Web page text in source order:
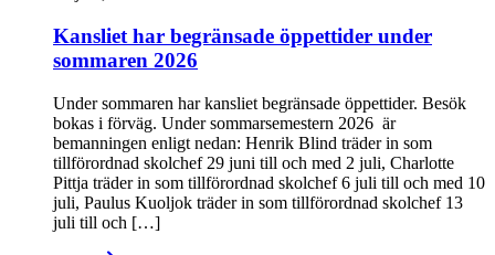
Kansliet har begränsade öppettider under
sommaren 2026
Under sommaren har kansliet begränsade öppettider. Besök
bokas i förväg. Under sommarsemestern 2026 är
bemanningen enligt nedan: Henrik Blind träder in som
tillförordnad skolchef 29 juni till och med 2 juli, Charlotte
Pittja träder in som tillförordnad skolchef 6 juli till och med 10
juli, Paulus Kuoljok träder in som tillförordnad skolchef 13
juli till och […]